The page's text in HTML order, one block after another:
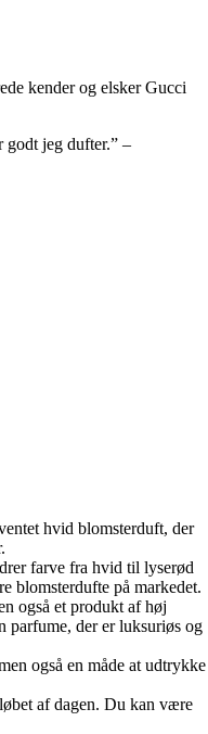
kender og elsker Gucci
godt jeg dufter.” –
hvid blomsterduft, der
farve fra hvid til lyserød
blomsterdufte på markedet.
også et produkt af høj
parfume, der er luksuriøs og
også en måde at udtrykke
af dagen. Du kan være